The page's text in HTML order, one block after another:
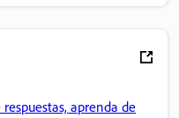
aprenda de